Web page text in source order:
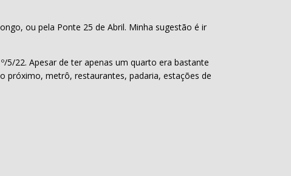
ou pela Ponte 25 de Abril. Minha sugestão é ir
22. Apesar de ter apenas um quarto era bastante
próximo, metrô, restaurantes, padaria, estações de